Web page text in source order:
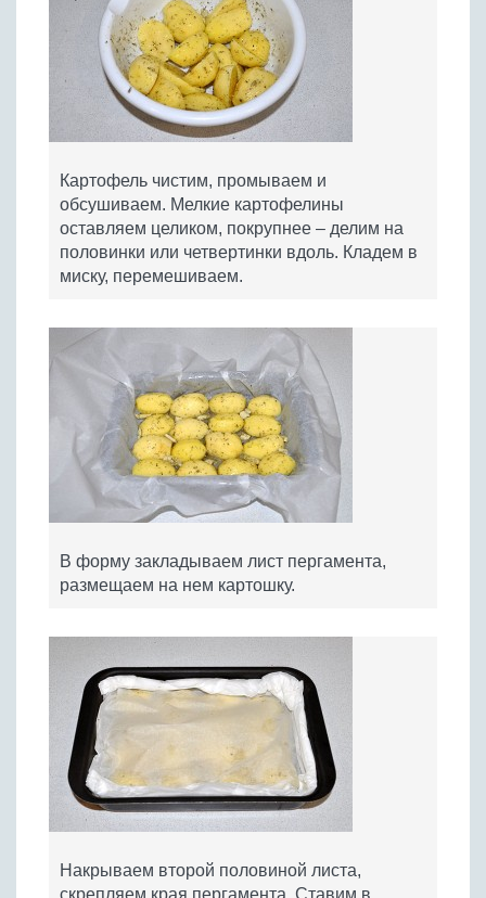
Картофель чистим, промываем и
обсушиваем. Мелкие картофелины
оставляем целиком, покрупнее – делим на
половинки или четвертинки вдоль. Кладем в
миску, перемешиваем.
В форму закладываем лист пергамента,
размещаем на нем картошку.
Накрываем второй половиной листа,
скрепляем края пергамента. Ставим в